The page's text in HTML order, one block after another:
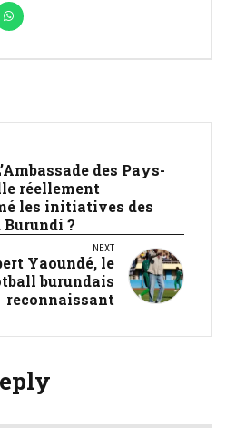
des Pays-
réellement
les initiatives des
Burundi ?
NEXT
Yaoundé, le
burundais
reconnaissant